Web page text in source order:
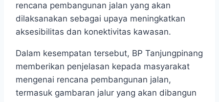
rencana pembangunan jalan yang akan
dilaksanakan sebagai upaya meningkatkan
aksesibilitas dan konektivitas kawasan.
Dalam kesempatan tersebut, BP Tanjungpinang
memberikan penjelasan kepada masyarakat
mengenai rencana pembangunan jalan,
termasuk gambaran jalur yang akan dibangun